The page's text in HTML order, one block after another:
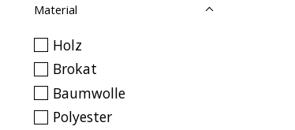
Material
Holz
Brokat
Baumwolle
Polyester